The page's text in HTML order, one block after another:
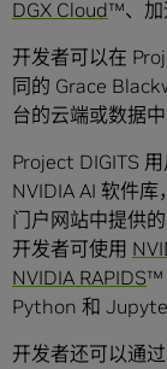
DGX Cloud™、加
开发者可以在
同的 Grace
台的云端或数据
Project DIGITS
NVIDIA AI 软件库
门户网站中提供
开发者可使用
NVIDIA RAPIDS™
Python 和
开发者还可以通